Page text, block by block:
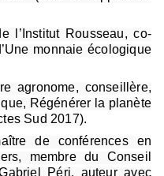
l’Institut Rousseau, co-
monnaie écologique
agronome, conseillère,
Régénérer la planète
Sud 2017).
de conférences en
membre du Conseil
Péri, auteur avec